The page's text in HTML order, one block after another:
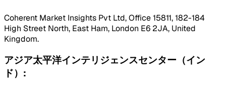
Coherent Market Insights Pvt Ltd, Office 15811, 182-184
High Street North, East Ham, London E6 2JA, United
Kingdom.
アジア太平洋インテリジェンスセンター（イン
ド）: